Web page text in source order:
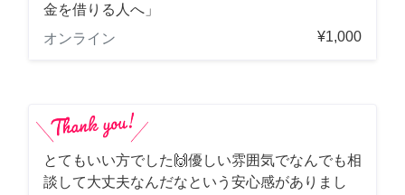
金を借りる人へ」
オンライン
¥1,000
とてもいい方でした🙌優しい雰囲気でなんでも相
談して大丈夫なんだなという安心感がありまし